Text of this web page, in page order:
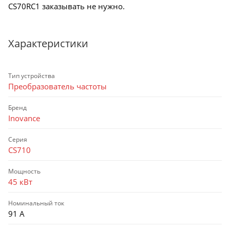
CS70RC1 заказывать не нужно.
Характеристики
Тип устройства
Преобразователь частоты
Бренд
Inovance
Серия
CS710
Мощность
45 кВт
Номинальный ток
91 А